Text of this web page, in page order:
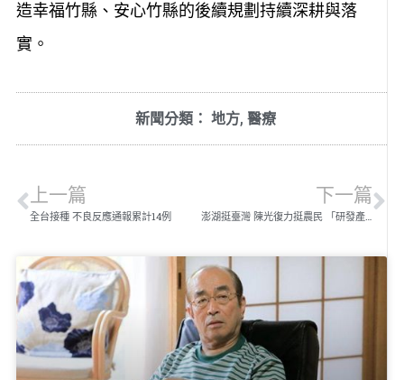
造幸福竹縣、安心竹縣的後續規劃持續深耕與落
實。
新聞分類： 地方, 醫療
上一篇
全台接種 不良反應通報累計14例
下一篇